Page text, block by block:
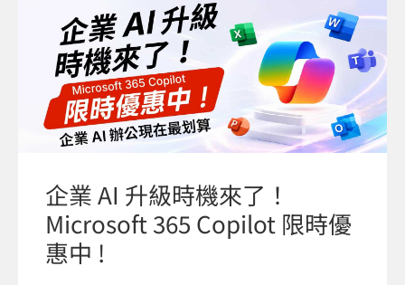
企業 AI 升級時機來了！
Microsoft 365 Copilot 限時優
惠中 !